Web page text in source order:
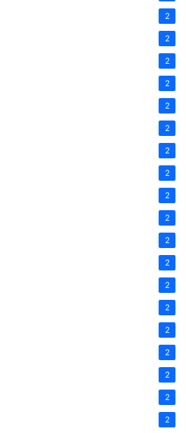
2
2
2
2
2
2
2
2
2
2
2
2
2
2
2
2
2
2
2